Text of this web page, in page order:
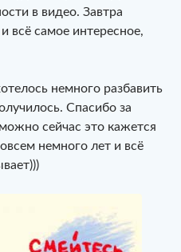
в видео. Завтра
всё самое интересное,
немного разбавить
Спасибо за
сейчас это кажется
немного лет и всё